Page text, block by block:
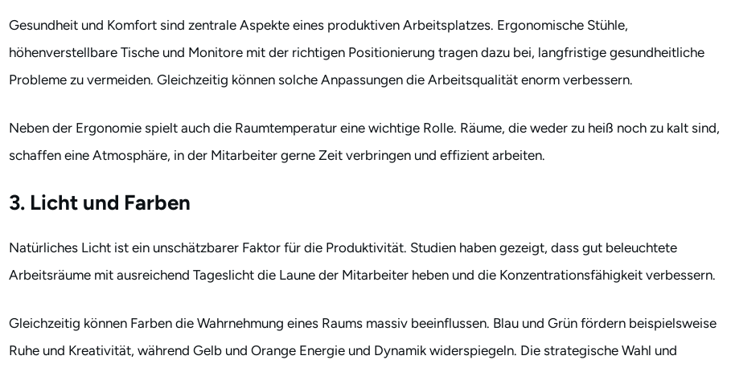
Gesundheit und Komfort sind zentrale Aspekte eines produktiven Arbeitsplatzes. Ergonomische Stühle,
höhenverstellbare Tische und Monitore mit der richtigen Positionierung tragen dazu bei, langfristige gesundheitliche
Probleme zu vermeiden. Gleichzeitig können solche Anpassungen die Arbeitsqualität enorm verbessern.
Neben der Ergonomie spielt auch die Raumtemperatur eine wichtige Rolle. Räume, die weder zu heiß noch zu kalt sind,
schaffen eine Atmosphäre, in der Mitarbeiter gerne Zeit verbringen und effizient arbeiten.
3. Licht und Farben
Natürliches Licht ist ein unschätzbarer Faktor für die Produktivität. Studien haben gezeigt, dass gut beleuchtete
Arbeitsräume mit ausreichend Tageslicht die Laune der Mitarbeiter heben und die Konzentrationsfähigkeit verbessern.
Gleichzeitig können Farben die Wahrnehmung eines Raums massiv beeinflussen. Blau und Grün fördern beispielsweise
Ruhe und Kreativität, während Gelb und Orange Energie und Dynamik widerspiegeln. Die strategische Wahl und